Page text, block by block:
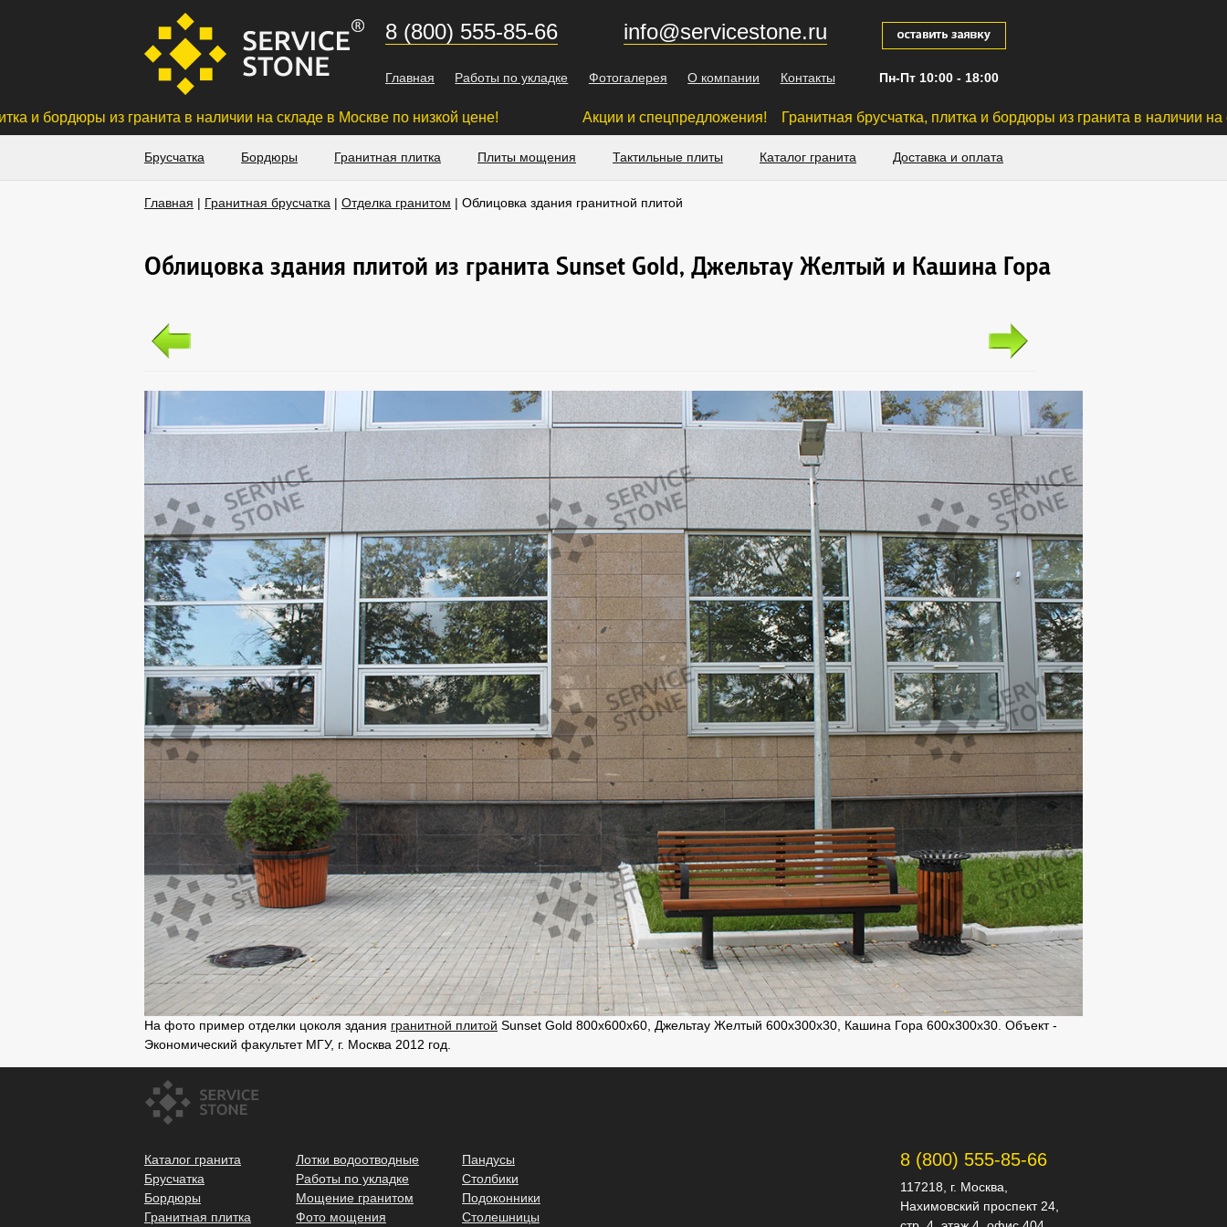
8 (800) 555-85-66 info@servicestone.ru
Главная Работы по укладке Фотогалерея О компании Контакты Пн-Пт 10:00 - 18:00
из гранита в наличии на складе в Москве по низкой цене!Акции и спецпредложения! Гранитная брусчатка, плитка и бордюры из гранита в наличии на
Брусчатка Бордюры Гранитная плитка Плиты мощения Тактильные плиты Каталог гранита Доставка и оплата
Главная | Гранитная брусчатка | Отделка гранитом | Облицовка здания гранитной плитой
Облицовка здания плитой из гранита Sunset Gold, Джельтау Желтый и Кашина Гора
На фото пример отделки цоколя здания гранитной плитой Sunset Gold 800х600х60, Джельтау Желтый 600х300х30, Кашина Гора 600х300х30. Объект -
Экономический факультет МГУ, г. Москва 2012 год.
Каталог гранита
Брусчатка
Бордюры
Гранитная плитка
Лотки водоотводные
Работы по укладке
Мощение гранитом
Фото мощения
Пандусы
Столбики
Подоконники
Столешницы
8 (800) 555-85-66
117218, г. Москва,
Нахимовский проспект 24,